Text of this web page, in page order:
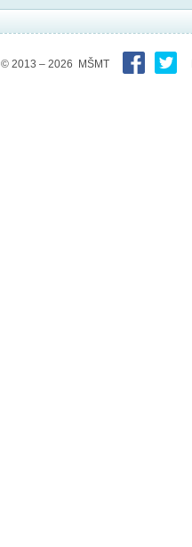
© 2013 – 2026 MŠMT